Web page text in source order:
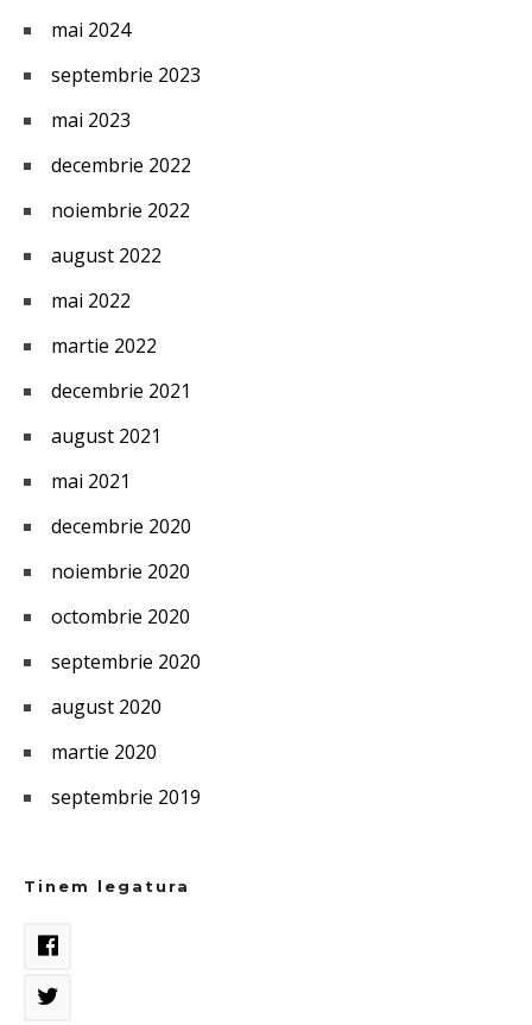
mai 2024
septembrie 2023
mai 2023
decembrie 2022
noiembrie 2022
august 2022
mai 2022
martie 2022
decembrie 2021
august 2021
mai 2021
decembrie 2020
noiembrie 2020
octombrie 2020
septembrie 2020
august 2020
martie 2020
septembrie 2019
Tinem legatura